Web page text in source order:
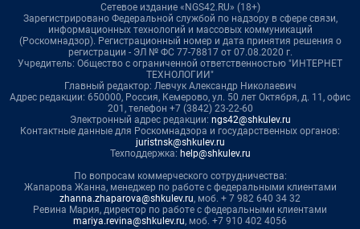
Сетевое издание «NGS42.RU» (18+)
Зарегистрировано Федеральной службой по надзору в сфере связи,
информационных технологий и массовых коммуникаций
(Роскомнадзор). Регистрационный номер и дата принятия решения о
регистрации - ЭЛ № ФС 77-78817 от 07.08.2020 г.
Учредитель: Общество с ограниченной ответственностью "ИНТЕРНЕТ
ТЕХНОЛОГИИ"
Главный редактор: Левчук Александр Николаевич
Адрес редакции: 650000, Россия, Кемерово, ул. 50 лет Октября, д. 11, офис
201, телефон +7 (3842) 23-22-60
Электронный адрес редакции: ngs42@shkulev.ru
Контактные данные для Роскомнадзора и государственных органов:
juristnsk@shkulev.ru
Техподдержка: help@shkulev.ru
По вопросам коммерческого сотрудничества:
Жапарова Жанна, менеджер по работе с федеральными клиентами
zhanna.zhaparova@shkulev.ru, моб. + 7 982 640 34 32
Ревина Мария, директор по работе с федеральными клиентами
mariya.revina@shkulev.ru, моб. +7 910 402 4056